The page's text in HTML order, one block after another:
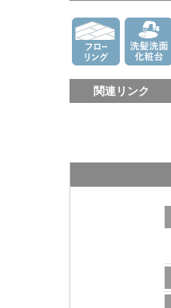
関連リンク